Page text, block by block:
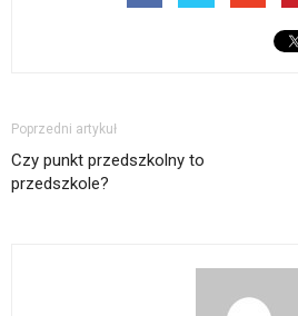
Poprzedni artykuł
Czy punkt przedszkolny to
przedszkole?